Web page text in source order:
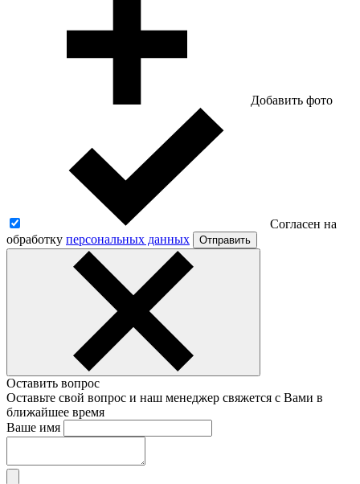
Добавить фото
Согласен на
обработку персональных данных Отправить
Оставить вопрос
Оставьте свой вопрос и наш менеджер свяжется с Вами в
ближайшее время
Ваше имя